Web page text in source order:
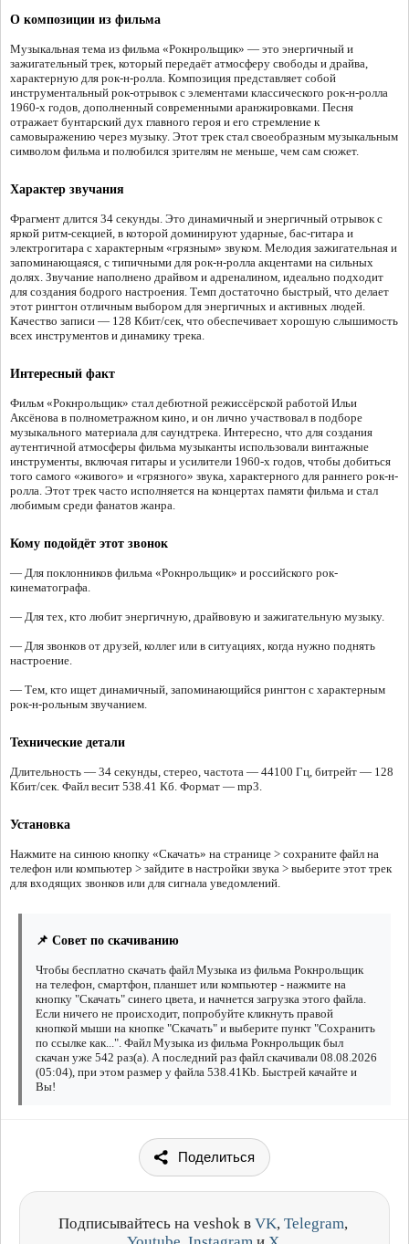
О композиции из фильма
Музыкальная тема из фильма «Рокнрольщик» — это энергичный и
зажигательный трек, который передаёт атмосферу свободы и драйва,
характерную для рок-н-ролла. Композиция представляет собой
инструментальный рок-отрывок с элементами классического рок-н-ролла
1960-х годов, дополненный современными аранжировками. Песня
отражает бунтарский дух главного героя и его стремление к
самовыражению через музыку. Этот трек стал своеобразным музыкальным
символом фильма и полюбился зрителям не меньше, чем сам сюжет.
Характер звучания
Фрагмент длится 34 секунды. Это динамичный и энергичный отрывок с
яркой ритм-секцией, в которой доминируют ударные, бас-гитара и
электрогитара с характерным «грязным» звуком. Мелодия зажигательная и
запоминающаяся, с типичными для рок-н-ролла акцентами на сильных
долях. Звучание наполнено драйвом и адреналином, идеально подходит
для создания бодрого настроения. Темп достаточно быстрый, что делает
этот рингтон отличным выбором для энергичных и активных людей.
Качество записи — 128 Кбит/сек, что обеспечивает хорошую слышимость
всех инструментов и динамику трека.
Интересный факт
Фильм «Рокнрольщик» стал дебютной режиссёрской работой Ильи
Аксёнова в полнометражном кино, и он лично участвовал в подборе
музыкального материала для саундтрека. Интересно, что для создания
аутентичной атмосферы фильма музыканты использовали винтажные
инструменты, включая гитары и усилители 1960-х годов, чтобы добиться
того самого «живого» и «грязного» звука, характерного для раннего рок-н-
ролла. Этот трек часто исполняется на концертах памяти фильма и стал
любимым среди фанатов жанра.
Кому подойдёт этот звонок
— Для поклонников фильма «Рокнрольщик» и российского рок-
кинематографа.
— Для тех, кто любит энергичную, драйвовую и зажигательную музыку.
— Для звонков от друзей, коллег или в ситуациях, когда нужно поднять
настроение.
— Тем, кто ищет динамичный, запоминающийся рингтон с характерным
рок-н-рольным звучанием.
Технические детали
Длительность — 34 секунды, стерео, частота — 44100 Гц, битрейт — 128
Кбит/сек. Файл весит 538.41 Кб. Формат — mp3.
Установка
Нажмите на синюю кнопку «Скачать» на странице > сохраните файл на
телефон или компьютер > зайдите в настройки звука > выберите этот трек
для входящих звонков или для сигнала уведомлений.
📌 Совет по скачиванию
Чтобы бесплатно скачать файл Музыка из фильма Рокнрольщик
на телефон, смартфон, планшет или компьютер - нажмите на
кнопку "Скачать" синего цвета, и начнется загрузка этого файла.
Если ничего не происходит, попробуйте кликнуть правой
кнопкой мыши на кнопке "Скачать" и выберите пункт "Сохранить
по ссылке как...". Файл Музыка из фильма Рокнрольщик был
скачан уже 542 раз(а). А последний раз файл скачивали 08.08.2026
(05:04), при этом размер у файла 538.41Kb. Быстрей качайте и
Вы!
Поделиться
Подписывайтесь на veshok в VK, Telegram,